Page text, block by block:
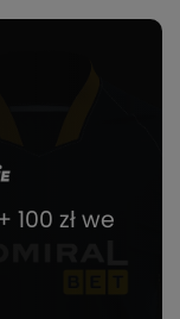
100 zł we